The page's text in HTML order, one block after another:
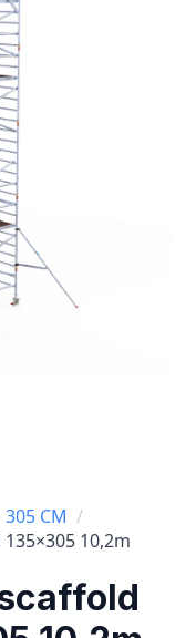
305 CM
10,2m